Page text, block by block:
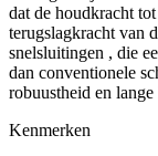
dat de houdkracht
terugslagkracht van
snelsluitingen , die
dan conventionele
robuustheid en lange
Kenmerken